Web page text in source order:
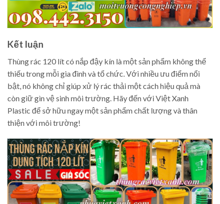
Kết luận
Thùng rác 120 lít có nắp đậy kín là một sản phẩm không thể
thiếu trong mỗi gia đình và tổ chức. Với nhiều ưu điểm nổi
bật, nó không chỉ giúp xử lý rác thải một cách hiệu quả mà
còn giữ gìn vệ sinh môi trường. Hãy đến với Việt Xanh
Plastic để sở hữu ngay một sản phẩm chất lượng và thân
thiện với môi trường!